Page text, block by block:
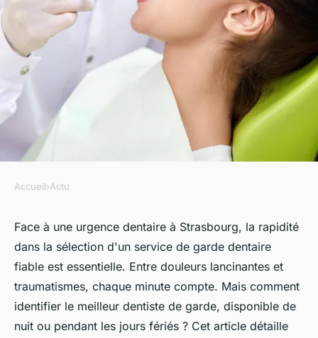
Dentiste de garde à
Strasbourg : comment trouver
le meilleur ?
Alexandre •16 février 2024•2 min de lecture
Accueil›Actu
Face à une urgence dentaire à Strasbourg, la rapidité
dans la sélection d'un service de garde dentaire
fiable est essentielle. Entre douleurs lancinantes et
traumatismes, chaque minute compte. Mais comment
identifier le meilleur dentiste de garde, disponible de
nuit ou pendant les jours fériés ? Cet article détaille